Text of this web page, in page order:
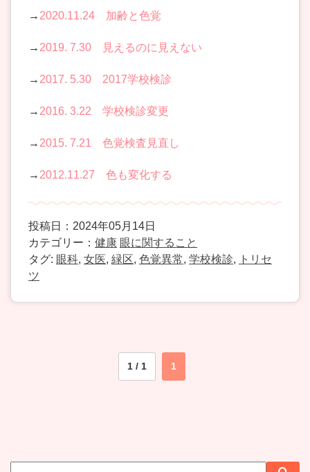
→ 2020.11.24 加齢と色覚
→ 2019. 7.30 見えるのに見えない
→ 2017. 5.30 2017学校検診
→ 2016. 3.22 学校検診変更
→ 2015. 7.21 色覚検査見直し
→ 2012.11.27 色も変化する
投稿日：2024年05月14日
カテゴリー： 健康 眼に関すること
タグ: 眼科, 女医, 緑区, 色覚異常, 学校検診,
トリセ
ツ
1 / 1 1